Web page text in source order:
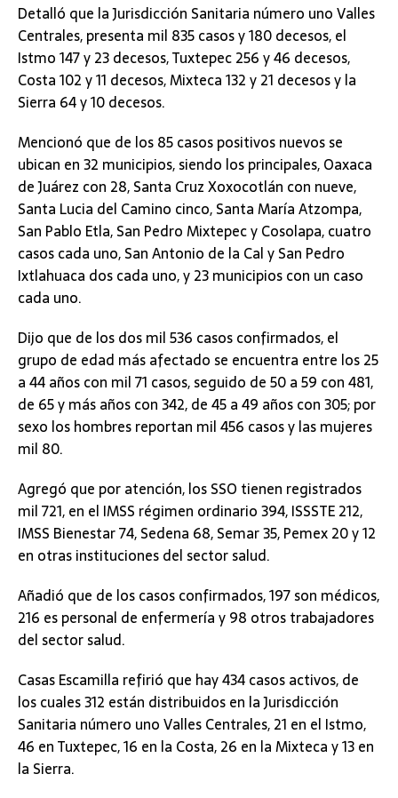
Detalló que la Jurisdicción Sanitaria número uno Valles
Centrales, presenta mil 835 casos y 180 decesos, el
Istmo 147 y 23 decesos, Tuxtepec 256 y 46 decesos,
Costa 102 y 11 decesos, Mixteca 132 y 21 decesos y la
Sierra 64 y 10 decesos.
Mencionó que de los 85 casos positivos nuevos se
ubican en 32 municipios, siendo los principales, Oaxaca
de Juárez con 28, Santa Cruz Xoxocotlán con nueve,
Santa Lucia del Camino cinco, Santa María Atzompa,
San Pablo Etla, San Pedro Mixtepec y Cosolapa, cuatro
casos cada uno, San Antonio de la Cal y San Pedro
Ixtlahuaca dos cada uno, y 23 municipios con un caso
cada uno.
Dijo que de los dos mil 536 casos confirmados, el
grupo de edad más afectado se encuentra entre los 25
a 44 años con mil 71 casos, seguido de 50 a 59 con 481,
de 65 y más años con 342, de 45 a 49 años con 305; por
sexo los hombres reportan mil 456 casos y las mujeres
mil 80.
Agregó que por atención, los SSO tienen registrados
mil 721, en el IMSS régimen ordinario 394, ISSSTE 212,
IMSS Bienestar 74, Sedena 68, Semar 35, Pemex 20 y 12
en otras instituciones del sector salud.
Añadió que de los casos confirmados, 197 son médicos,
216 es personal de enfermería y 98 otros trabajadores
del sector salud.
Casas Escamilla refirió que hay 434 casos activos, de
los cuales 312 están distribuidos en la Jurisdicción
Sanitaria número uno Valles Centrales, 21 en el Istmo,
46 en Tuxtepec, 16 en la Costa, 26 en la Mixteca y 13 en
la Sierra.